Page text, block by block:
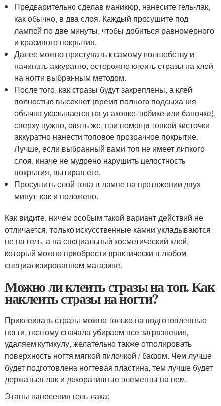
Предварительно сделав маникюр, нанесите гель-лак,
как обычно, в два слоя. Каждый просушите под
лампой по две минуты, чтобы добиться равномерного
и красивого покрытия.
Далее можно приступать к самому волшебству и
начинать аккуратно, осторожно клеить стразы на клей
на ногти выбранным методом.
После того, как стразы будут закреплены, а клей
полностью высохнет (время полного подсыхания
обычно указывается на упаковке-тюбике или баночке),
сверху нужно, опять же, при помощи тонкой кисточки
аккуратно нанести топовое прозрачное покрытие.
Лучше, если выбранный вами топ не имеет липкого
слоя, иначе не мудрено нарушить целостность
покрытия, вытирая его.
Просушить слой топа в лампе на протяжении двух
минут, как и положено.
Как видите, ничем особым такой вариант действий не
отличается, только искусственные камни укладываются
не на гель, а на специальный косметический клей,
который можно приобрести практически в любом
специализированном магазине.
Можно ли клеить стразы на топ. Как
наклеить стразы на ногти?
Приклеивать стразы можно только на подготовленные
ногти, поэтому сначала убираем все загрязнения,
удаляем кутикулу, желательно также отполировать
поверхность ногтя мягкой пилочкой / бафом. Чем лучше
будет подготовлена ногтевая пластина, тем лучше будет
держаться лак и декоративные элементы на нем.
Этапы нанесения гель-лака: